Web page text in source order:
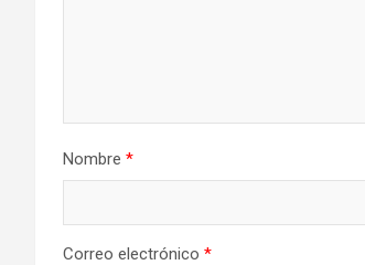
Nombre *
Correo electrónico *